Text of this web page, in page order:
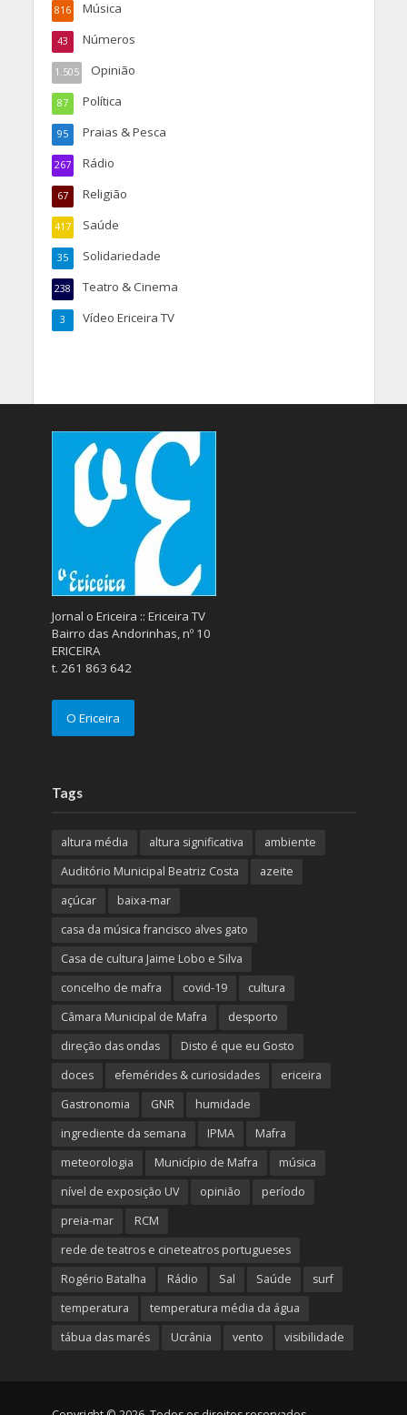
Música
816
Números
43
Opinião
1.505
Política
87
Praias & Pesca
95
Rádio
267
Religião
67
Saúde
417
Solidariedade
35
Teatro & Cinema
238
Vídeo Ericeira TV
3
Jornal o Ericeira :: Ericeira TV
Bairro das Andorinhas, nº 10
ERICEIRA
t. 261 863 642
O Ericeira
Tags
altura média altura significativa
ambiente
Auditório Municipal Beatriz Costa
azeite
açúcar
baixa-mar
casa da música francisco alves gato
Casa de cultura Jaime Lobo e Silva
concelho de mafra
covid-19
cultura
Câmara Municipal de Mafra
desporto
direção das ondas
Disto é que eu Gosto
doces
efemérides & curiosidades
ericeira
Gastronomia
GNR
humidade
ingrediente da semana
IPMA
Mafra
meteorologia
Município de Mafra
música
nível de exposição UV
opinião
período
preia-mar
RCM
rede de teatros e cineteatros portugueses
Rogério Batalha
Rádio Sal Saúde
surf
temperatura
temperatura média da água
tábua das marés
Ucrânia vento visibilidade